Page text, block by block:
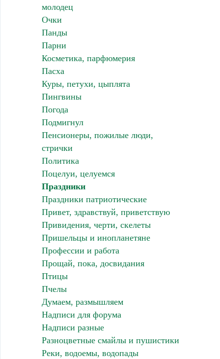
молодец
Очки
Панды
Парни
Косметика, парфюмерия
Пасха
Куры, петухи, цыплята
Пингвины
Погода
Подмигнул
Пенсионеры, пожилые люди,
стрички
Политика
Поцелуи, целуемся
Праздники
Праздники патриотические
Привет, здравствуй, приветствую
Привидения, черти, скелеты
Пришельцы и инопланетяне
Профессии и работа
Прощай, пока, досвидания
Птицы
Пчелы
Думаем, размышляем
Надписи для форума
Надписи разные
Разноцветные смайлы и пушистики
Реки, водоемы, водопады